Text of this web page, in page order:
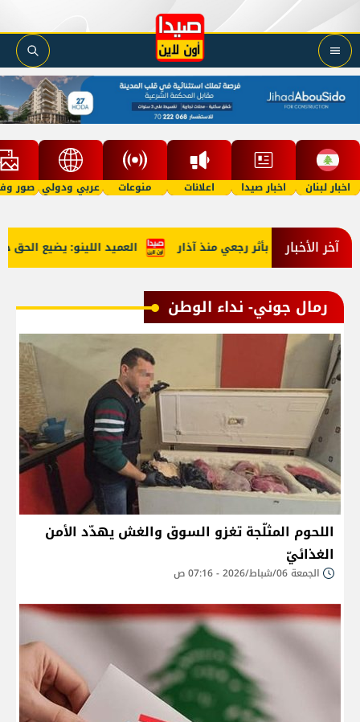
اخبار لبنان اخبار صيدا اعلانات منوعات عربي ودولي صور
آخر الأخبار العميد اللينو: يضيع الحق
رمال جوني- نداء الوطن
اللحوم المثلّجة تغزو السوق والغش يهدّد الأمن
الغذائيّ
الجمعة 06/شباط/2026 - 07:16 ص